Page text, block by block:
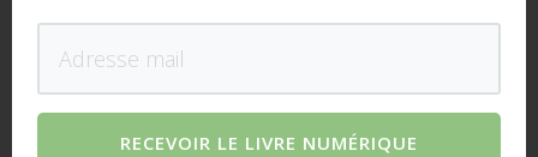
RECEVOIR LE LIVRE NUMÉRIQUE